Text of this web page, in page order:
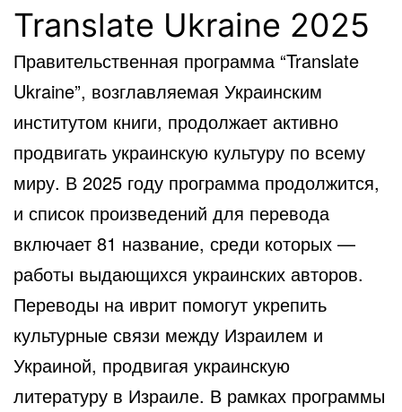
Translate Ukraine 2025
Правительственная программа “Translate
Ukraine”, возглавляемая Украинским
институтом книги, продолжает активно
продвигать украинскую культуру по всему
миру. В 2025 году программа продолжится,
и список произведений для перевода
включает 81 название, среди которых —
работы выдающихся украинских авторов.
Переводы на иврит помогут укрепить
культурные связи между Израилем и
Украиной, продвигая украинскую
литературу в Израиле. В рамках программы